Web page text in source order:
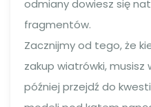
odmiany dowiesz się
fragmentów.
Zacznijmy od tego, że
zakup wiatrówki, musisz
później przejdź do